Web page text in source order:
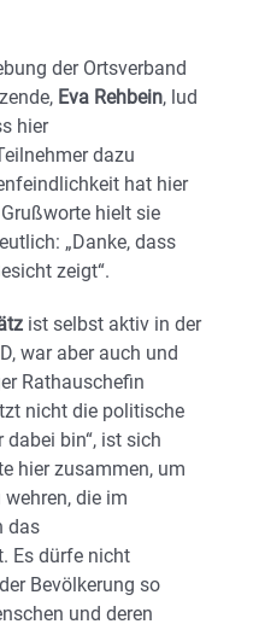
der Ortsverband
Eva Rehbein, lud
hier
dazu
hat hier
hielt sie
„Danke, dass
zeigt“.
ist selbst aktiv in der
war aber auch und
Rathauschefin
nicht die politische
bin“, ist sich
hier zusammen, um
die im
das
Es dürfe nicht
Bevölkerung so
und deren